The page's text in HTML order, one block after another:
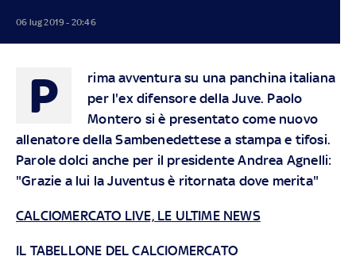
06 lug 2019 - 20:46
P
rima avventura su una panchina italiana
per l'ex difensore della Juve. Paolo
Montero si è presentato come nuovo
allenatore della Sambenedettese a stampa e tifosi.
Parole dolci anche per il presidente Andrea Agnelli:
"Grazie a lui la Juventus è ritornata dove merita"
CALCIOMERCATO LIVE, LE ULTIME NEWS
IL TABELLONE DEL CALCIOMERCATO